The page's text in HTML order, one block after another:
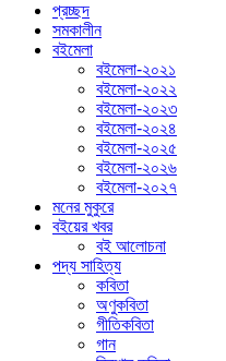
প্রচ্ছদ
সমকালীন
বইমেলা
বইমেলা-২০২১
বইমেলা-২০২২
বইমেলা-২০২৩
বইমেলা-২০২৪
বইমেলা-২০২৫
বইমেলা-২০২৬
বইমেলা-২০২৭
মনের মুকুরে
বইয়ের খবর
বই আলোচনা
পদ্য সাহিত্য
কবিতা
অণুকবিতা
গীতিকবিতা
গান